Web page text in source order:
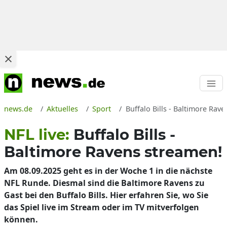
news.de Aktuelles Sport Buffalo Bills - Baltimore
NFL live: Buffalo Bills -
Baltimore Ravens streamen!
Am 08.09.2025 geht es in der Woche 1 in die nächste
NFL Runde. Diesmal sind die Baltimore Ravens zu
Gast bei den Buffalo Bills. Hier erfahren Sie, wo Sie
das Spiel live im Stream oder im TV mitverfolgen
können.